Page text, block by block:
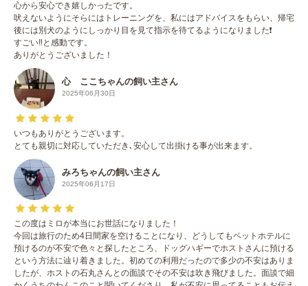
心から安心でき嬉しかったです。
吠えないようにそらにはトレーニングを、私にはアドバイスをもらい、帰宅
後には別犬のようにしっかり目を見て指示を待てるようになりました❗️
すごい‼️と感動です。
ありがとうございました！
心 ここちゃんの飼い主さん
2025年06月30日
いつもありがとうございます。
とても親切に対応していただき､安心して出掛ける事が出来ます。
みろちゃんの飼い主さん
2025年06月17日
この度はミロが本当にお世話になりました！
今回は旅行のため4日間家を空けることになり、どうしてもペットホテルに
預けるのが不安で色々と探したところ、ドッグハギーでホストさんに預ける
という方法に辿り着きました。初めての利用だったので多少の不安はありま
したが、ホストの石丸さんとの面談でその不安は吹き飛びました。面談で細